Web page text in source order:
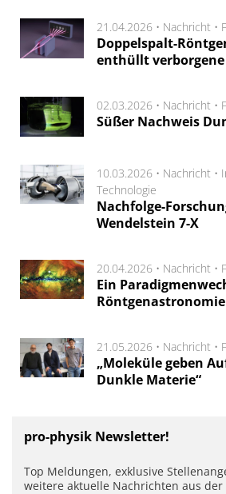
21.04.2026 • Nachricht •
Doppelspalt-
enthüllt
02.03.2026 • Nachricht •
Süßer Nachweis
10.03.2026 • Nachricht •
Technologie
Nachfolge-
Wendelstein 7-X
20.04.2026 • Nachricht •
Ein
Röntgenastronomie
21.05.2026 • Nachricht •
„Moleküle geben
Dunkle Materie“
pro-physik Newsletter!
Top Meldungen, exklusive
weitere aktuelle Nachrichten aus der